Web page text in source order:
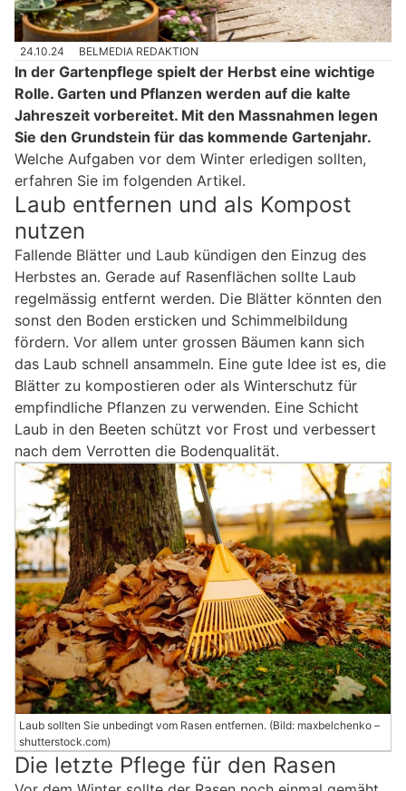
24.10.24 BELMEDIA REDAKTION
In der Gartenpflege spielt der Herbst eine wichtige
Rolle. Garten und Pflanzen werden auf die kalte
Jahreszeit vorbereitet. Mit den Massnahmen legen
Sie den Grundstein für das kommende Gartenjahr.
Welche Aufgaben vor dem Winter erledigen sollten,
erfahren Sie im folgenden Artikel.
Laub entfernen und als Kompost
nutzen
Fallende Blätter und Laub kündigen den Einzug des
Herbstes an. Gerade auf Rasenflächen sollte Laub
regelmässig entfernt werden. Die Blätter könnten den
sonst den Boden ersticken und Schimmelbildung
fördern. Vor allem unter grossen Bäumen kann sich
das Laub schnell ansammeln. Eine gute Idee ist es, die
Blätter zu kompostieren oder als Winterschutz für
empfindliche Pflanzen zu verwenden. Eine Schicht
Laub in den Beeten schützt vor Frost und verbessert
nach dem Verrotten die Bodenqualität.
Laub sollten Sie unbedingt vom Rasen entfernen. (Bild: maxbelchenko –
shutterstock.com)
Die letzte Pflege für den Rasen